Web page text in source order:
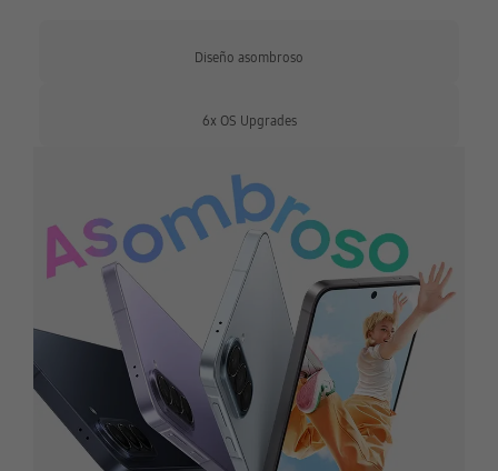
Diseño asombroso
6x OS Upgrades